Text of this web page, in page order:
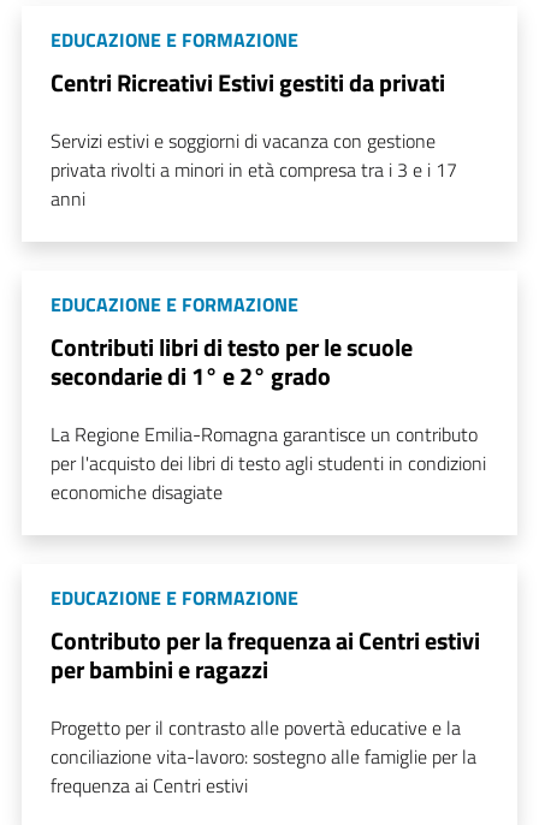
EDUCAZIONE E FORMAZIONE
Centri Ricreativi Estivi gestiti da privati
Servizi estivi e soggiorni di vacanza con gestione
privata rivolti a minori in età compresa tra i 3 e i 17
anni
EDUCAZIONE E FORMAZIONE
Contributi libri di testo per le scuole
secondarie di 1° e 2° grado
La Regione Emilia-Romagna garantisce un contributo
per l'acquisto dei libri di testo agli studenti in condizioni
economiche disagiate
EDUCAZIONE E FORMAZIONE
Contributo per la frequenza ai Centri estivi
per bambini e ragazzi
Progetto per il contrasto alle povertà educative e la
conciliazione vita-lavoro: sostegno alle famiglie per la
frequenza ai Centri estivi